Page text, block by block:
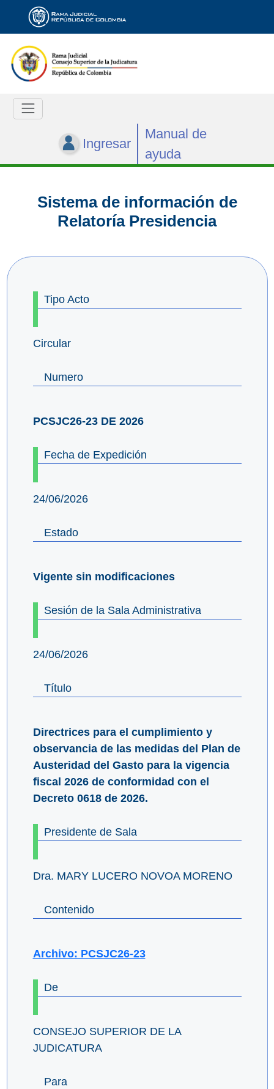
Ingresar
Manual de
ayuda
Sistema de información de
Relatoría Presidencia
Tipo Acto
Circular
Numero
PCSJC26-23 DE 2026
Fecha de Expedición
24/06/2026
Estado
Vigente sin modificaciones
Sesión de la Sala Administrativa
24/06/2026
Título
Directrices para el cumplimiento y
observancia de las medidas del Plan de
Austeridad del Gasto para la vigencia
fiscal 2026 de conformidad con el
Decreto 0618 de 2026.
Presidente de Sala
Dra. MARY LUCERO NOVOA MORENO
Contenido
Archivo: PCSJC26-23
De
CONSEJO SUPERIOR DE LA
JUDICATURA
Para